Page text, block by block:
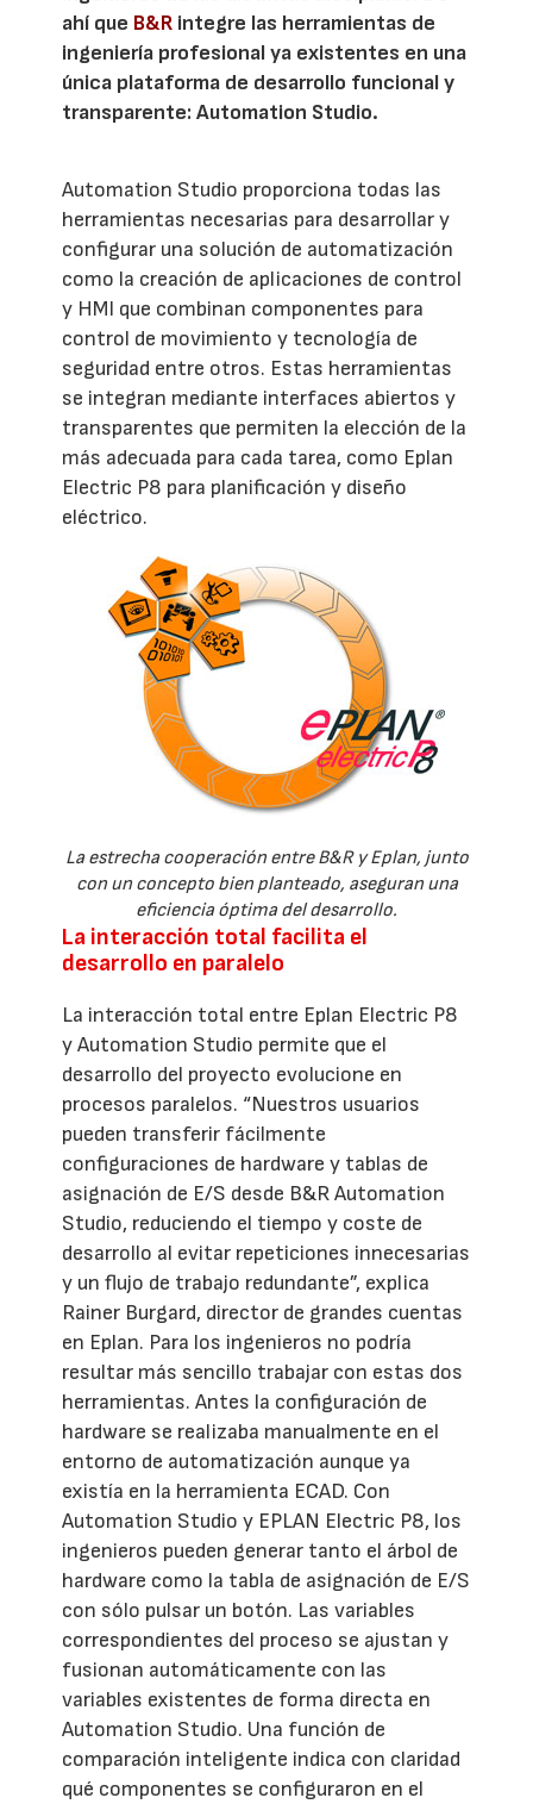
ahí que B&R integre las herramientas de
ingeniería profesional ya existentes en una
única plataforma de desarrollo funcional y
transparente: Automation Studio.
Automation Studio proporciona todas las
herramientas necesarias para desarrollar y
configurar una solución de automatización
como la creación de aplicaciones de control
y HMI que combinan componentes para
control de movimiento y tecnología de
seguridad entre otros. Estas herramientas
se integran mediante interfaces abiertos y
transparentes que permiten la elección de la
más adecuada para cada tarea, como Eplan
Electric P8 para planificación y diseño
eléctrico.
La estrecha cooperación entre B&R y Eplan, junto
con un concepto bien planteado, aseguran una
eficiencia óptima del desarrollo.
La interacción total facilita el
desarrollo en paralelo
La interacción total entre Eplan Electric P8
y Automation Studio permite que el
desarrollo del proyecto evolucione en
procesos paralelos. “Nuestros usuarios
pueden transferir fácilmente
configuraciones de hardware y tablas de
asignación de E/S desde B&R Automation
Studio, reduciendo el tiempo y coste de
desarrollo al evitar repeticiones innecesarias
y un flujo de trabajo redundante”, explica
Rainer Burgard, director de grandes cuentas
en Eplan. Para los ingenieros no podría
resultar más sencillo trabajar con estas dos
herramientas. Antes la configuración de
hardware se realizaba manualmente en el
entorno de automatización aunque ya
existía en la herramienta ECAD. Con
Automation Studio y EPLAN Electric P8, los
ingenieros pueden generar tanto el árbol de
hardware como la tabla de asignación de E/S
con sólo pulsar un botón. Las variables
correspondientes del proceso se ajustan y
fusionan automáticamente con las
variables existentes de forma directa en
Automation Studio. Una función de
comparación inteligente indica con claridad
qué componentes se configuraron en el